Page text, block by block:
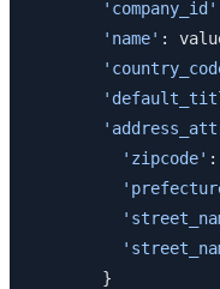
        'company_id'
        'name'
:
          'zipcode'
        }